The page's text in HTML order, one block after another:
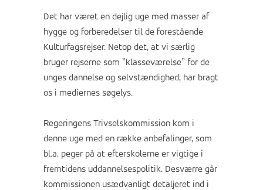
Det har været en dejlig uge med masser af
hygge og forberedelser til de forestående
Kulturfagsrejser. Netop det, at vi særlig
bruger rejserne som ”klasseværelse” for de
unges dannelse og selvstændighed, har bragt
os i mediernes søgelys.
Regeringens Trivselskommission kom i
denne uge med en række anbefalinger, som
bl.a. peger på at efterskolerne er vigtige i
fremtidens uddannelsespolitik. Desværre går
kommissionen usædvanligt detaljeret ind i